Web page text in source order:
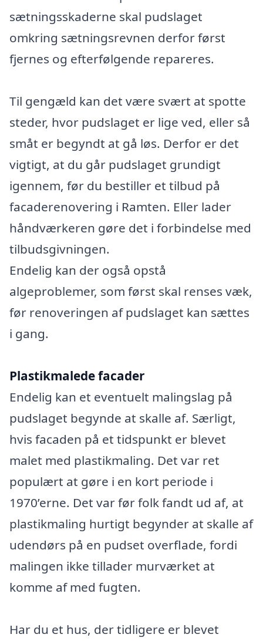
sætningsskaderne skal pudslaget
omkring sætningsrevnen derfor først
fjernes og efterfølgende repareres.
Til gengæld kan det være svært at spotte
steder, hvor pudslaget er lige ved, eller så
småt er begyndt at gå løs. Derfor er det
vigtigt, at du går pudslaget grundigt
igennem, før du bestiller et tilbud på
facaderenovering i Ramten. Eller lader
håndværkeren gøre det i forbindelse med
tilbudsgivningen.
Endelig kan der også opstå
algeproblemer, som først skal renses væk,
før renoveringen af pudslaget kan sættes
i gang.
Plastikmalede facader
Endelig kan et eventuelt malingslag på
pudslaget begynde at skalle af. Særligt,
hvis facaden på et tidspunkt er blevet
malet med plastikmaling. Det var ret
populært at gøre i en kort periode i
1970’erne. Det var før folk fandt ud af, at
plastikmaling hurtigt begynder at skalle af
udendørs på en pudset overflade, fordi
malingen ikke tillader murværket at
komme af med fugten.
Har du et hus, der tidligere er blevet